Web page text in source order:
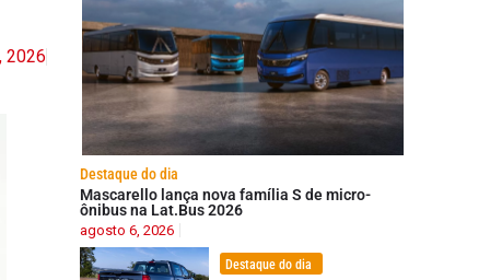
2026
Destaque do dia
Mascarello lança nova família S de micro-
ônibus na Lat.Bus 2026
agosto 6, 2026
Destaque do dia